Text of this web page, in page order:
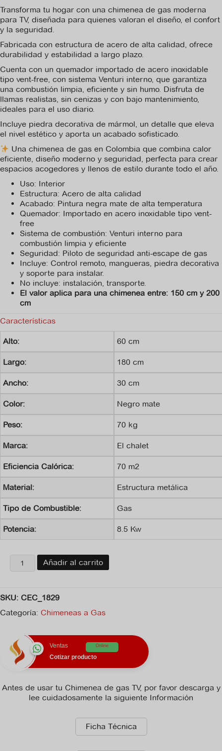
Transforma tu hogar con una chimenea de gas moderna
para TV, diseñada para quienes valoran el diseño, el confort
y la seguridad.
Fabricada con estructura de acero de alta calidad, ofrece
durabilidad y estabilidad a largo plazo.
Cuenta con un quemador importado de acero inoxidable
tipo vent-free, con sistema Venturi interno, que garantiza
una combustión limpia, eficiente y sin humo. Disfruta de
llamas realistas, sin cenizas y con bajo mantenimiento,
ideales para el uso diario.
Incluye piedra decorativa de mármol, un detalle que eleva
el nivel estético y aporta un acabado sofisticado.
Una chimenea de gas en Colombia que combina calor
eficiente, diseño moderno y seguridad, perfecta para crear
espacios acogedores y llenos de estilo durante todo el año.
Uso: Interior
Estructura: Acero de alta calidad
Acabado: Pintura negra mate de alta temperatura
Quemador: Importado en acero inoxidable tipo vent-
free
Sistema de combustión: Venturi interno para
combustión limpia y eficiente
Seguridad: Piloto de seguridad anti-escape de gas
Incluye: Control remoto, mangueras, piedra decorativa
y soporte para instalar.
No incluye: instalación, transporte.
El valor aplica para una chimenea entre: 150 cm y 200
cm
Características
Alto: 60 cm
Largo: 180 cm
Ancho: 30 cm
Color: Negro mate
Peso: 70 kg
Marca: El chalet
Eficiencia Calórica: 70 m2
Material: Estructura metálica
Tipo de Combustible: Gas
Potencia: 8.5 Kw
Chimenea
de
cantidad
Añadir al carrito
SKU: CEC_1829
Categoría: Chimeneas a Gas
Ventas Online
Cotizar producto
Antes de usar tu Chimenea de gas TV, por favor descarga y
lee cuidadosamente la siguiente Información
Ficha Técnica